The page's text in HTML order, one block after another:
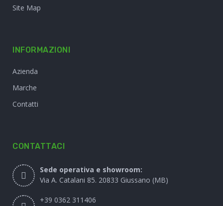
Site Map
INFORMAZIONI
Azienda
Marche
Contatti
CONTATTACI
Sede operativa e showroom:
Via A. Catalani 85. 20833 Giussano (MB)
+39 0362 311406